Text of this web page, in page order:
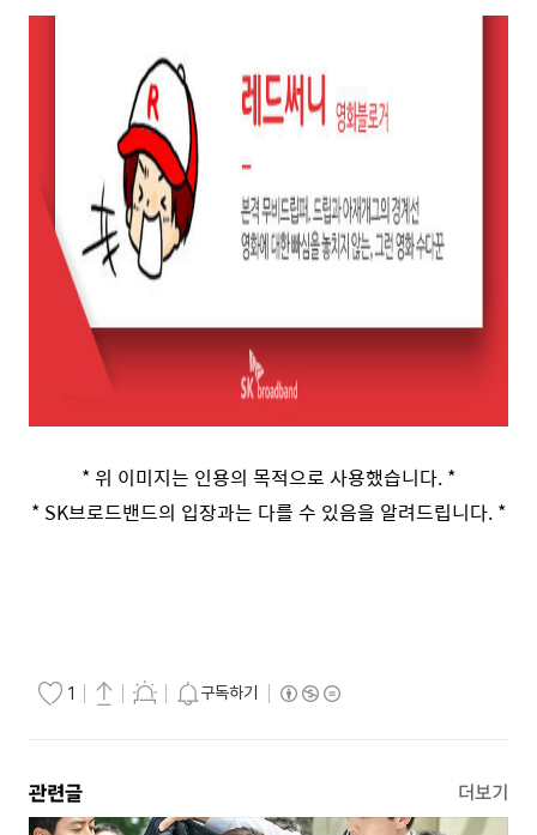
* 위 이미지는 인용의 목적으로 사용했습니다. *
* SK브로드밴드의 입장과는 다를 수 있음을 알려드립니다. *
1 구독하기
관련글 더보기